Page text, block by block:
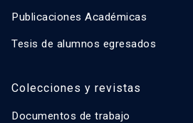
Publicaciones Académicas
Tesis de alumnos egresados
Colecciones y revistas
Documentos de trabajo